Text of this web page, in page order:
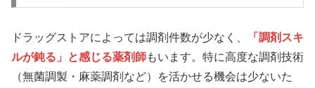
ドラッグストアによっては調剤件数が少なく、
「調剤スキ
ルが鈍る」と感じる薬剤師もいます。特に高度な調剤技術
（無菌調製・麻薬調剤など）を活かせる機会は少ないた